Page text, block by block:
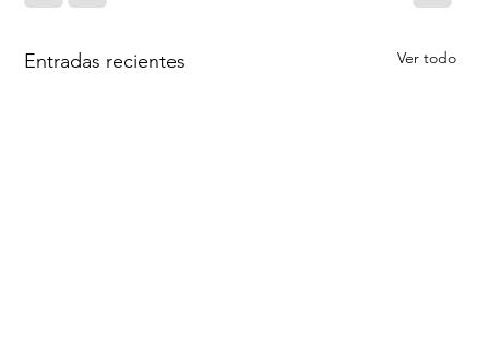
Entradas recientes Ver todo